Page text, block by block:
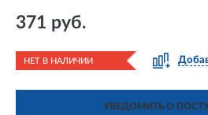
371 руб.
НЕТ В НАЛИЧИИ
УВЕДОМИТЬ О